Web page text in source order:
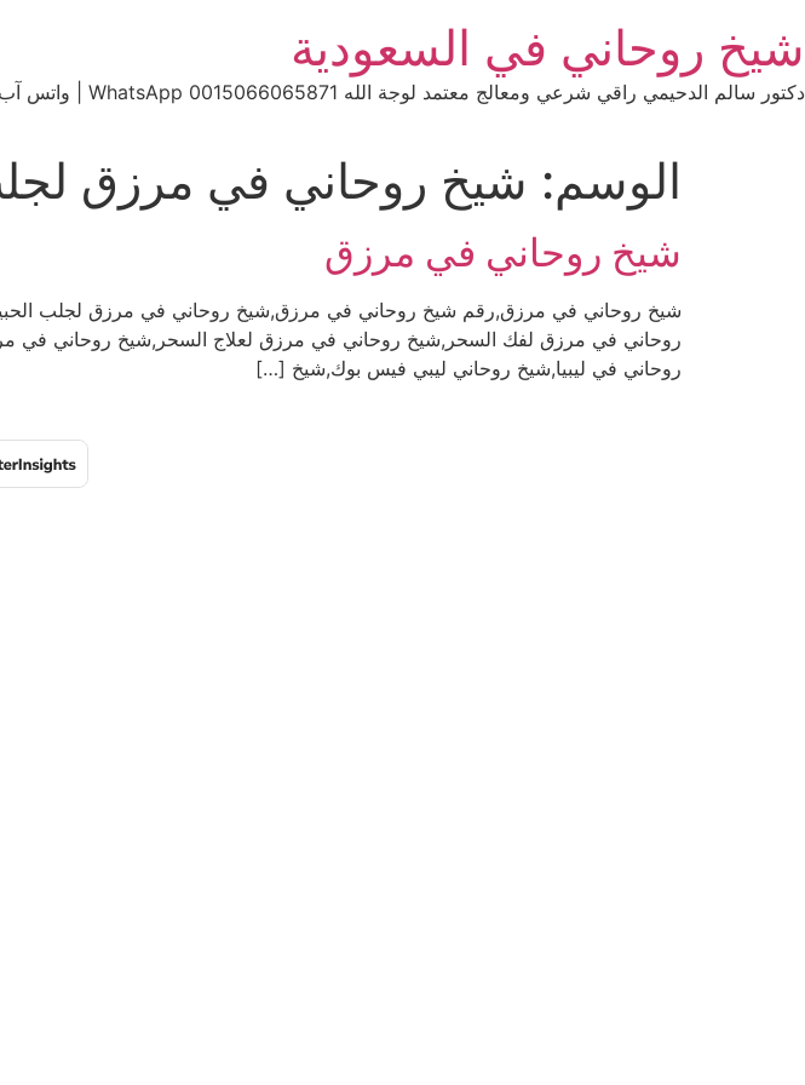
to
content
شيخ روحاني في السعودية
دكتور سالم الدحيمي راقي شرعي ومعالج معتمد لوجة الله 0015066065871 WhatsApp | واتس آب .
الوسم: شيخ روحاني في مرزق
شيخ روحاني في مرزق
شيخ روحاني في مرزق,رقم شيخ روحاني في مرزق,شيخ روحاني في مرزق لجلب
روحاني في مرزق لفك السحر,شيخ روحاني في مرزق لعلاج السحر,شيخ روحاني في
روحاني في ليبيا,شيخ روحاني ليبي فيس بوك,شيخ […]